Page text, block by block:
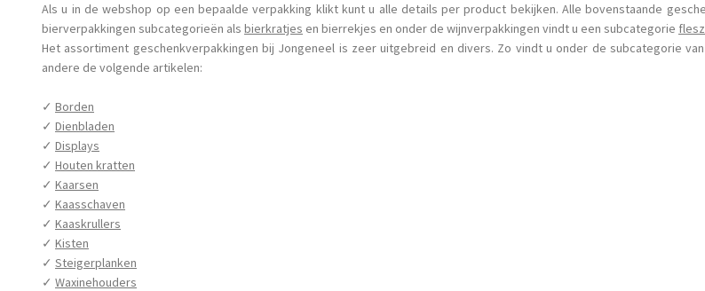
Als u in de webshop op een bepaalde verpakking klikt kunt u alle details per product bekijken. Alle bovenstaande
bierverpakkingen subcategorieën als bierkratjes en bierrekjes en onder de wijnverpakkingen vindt u een subcategorie
Het assortiment geschenkverpakkingen bij Jongeneel is zeer uitgebreid en divers. Zo vindt u onder de subcategorie
andere de volgende artikelen:
✓ Borden
✓ Dienbladen
✓ Displays
✓ Houten kratten
✓ Kaarsen
✓ Kaasschaven
✓ Kaaskrullers
✓ Kisten
✓ Steigerplanken
✓ Waxinehouders